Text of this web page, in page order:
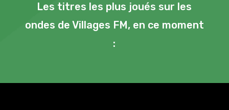
Les titres les plus joués sur les
ondes de Villages FM, en ce moment
: